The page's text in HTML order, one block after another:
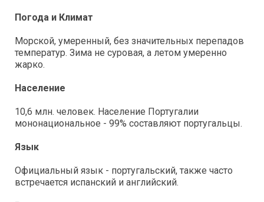
Погода и Климат
Морской, умеренный, без значительных перепадов
температур. Зима не суровая, а летом умеренно
жарко.
Население
10,6 млн. человек. Население Португалии
мононациональное - 99% составляют португальцы.
Язык
Официальный язык - португальский, также часто
встречается испанский и английский.